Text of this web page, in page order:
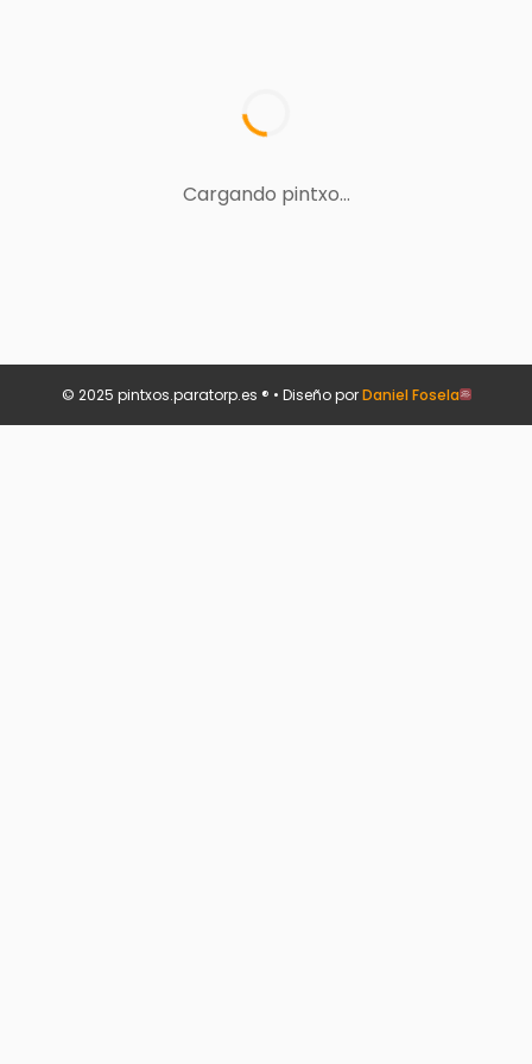
Cargando pintxo...
© 2025 pintxos.paratorp.es ® • Diseño porDaniel Fosela